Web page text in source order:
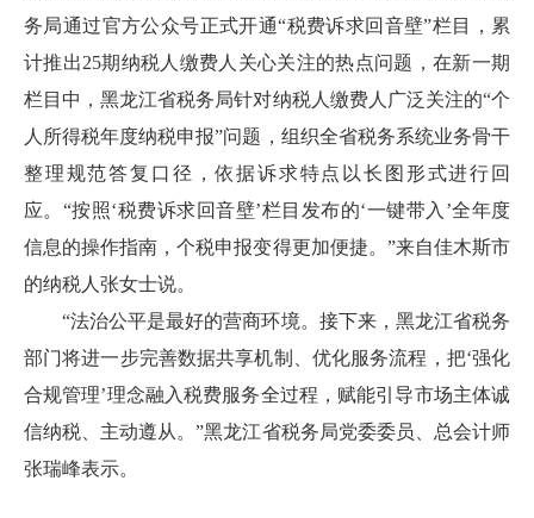
务局通过官方公众号正式开通“税费诉求回音壁”栏目，累
计推出25期纳税人缴费人关心关注的热点问题，在新一期
栏目中，黑龙江省税务局针对纳税人缴费人广泛关注的“个
人所得税年度纳税申报”问题，组织全省税务系统业务骨干
整理规范答复口径，依据诉求特点以长图形式进行回
应。“按照‘税费诉求回音壁’栏目发布的‘一键带入’全年度
信息的操作指南，个税申报变得更加便捷。”来自佳木斯市
的纳税人张女士说。
“法治公平是最好的营商环境。接下来，黑龙江省税务
部门将进一步完善数据共享机制、优化服务流程，把‘强化
合规管理’理念融入税费服务全过程，赋能引导市场主体诚
信纳税、主动遵从。”黑龙江省税务局党委委员、总会计师
张瑞峰表示。